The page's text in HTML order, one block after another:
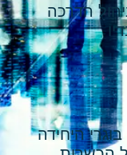
הדרכה​
היחידה